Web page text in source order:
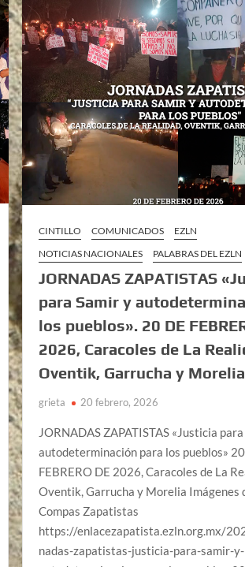
CINTILLO COMUNICADOS
EZLN
NOTICIAS NACIONALES
PALABRAS DEL EZLN
JORNADAS ZAPATISTAS
para Samir y
los pueblos». 20 DE
2026, Caracoles de La
Oventik, Garrucha y Morelia
grieta 20 febrero, 2026
JORNADAS ZAPATISTAS «Justicia
autodeterminación para los pueblos»
FEBRERO DE 2026, Caracoles de La
Oventik, Garrucha y Morelia Imágenes
Compas Zapatistas
https://enlacezapatista.ezln.org.mx/
nadas-zapatistas-justicia-para-samir-y-